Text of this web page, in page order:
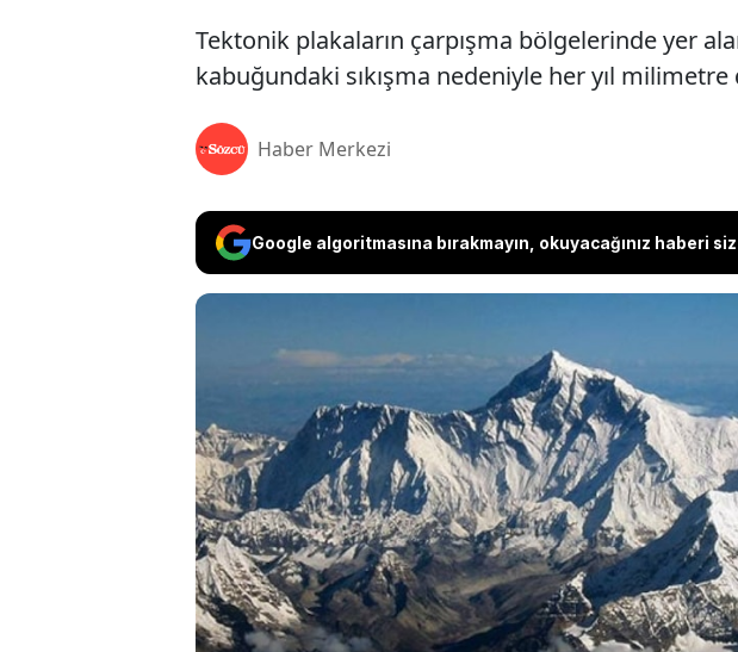
Tektonik plakaların çarpışma bölgelerinde yer
kabuğundaki sıkışma nedeniyle her yıl
Haber Merkezi
Google algoritmasına bırakmayın, okuyacağınız haberi
Tektonik plakaların çarpışma
Himalayalar ve Alpler gibi büyük
kabuğundaki sıkışma nedeniyle
yükselmeye devam ettiği